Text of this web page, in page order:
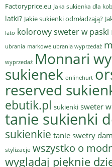
Factoryprice.eu Jaka sukienka dla
latki? Jakie sukienki odmładzają?
lato kolorowy sweter w paski
ubrania markowe ubrania wyprzedaż
wyprzedaż Monnari
sukienek onlinehurt
reserved
ebutik.pl sukienki sweter
tanie sukienki
sukienkie tanie swetry
stylizacje wszystko o
wyglądaj pięknie